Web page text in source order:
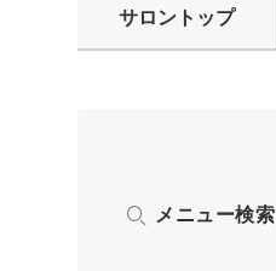
サロントップ
メニュー検索